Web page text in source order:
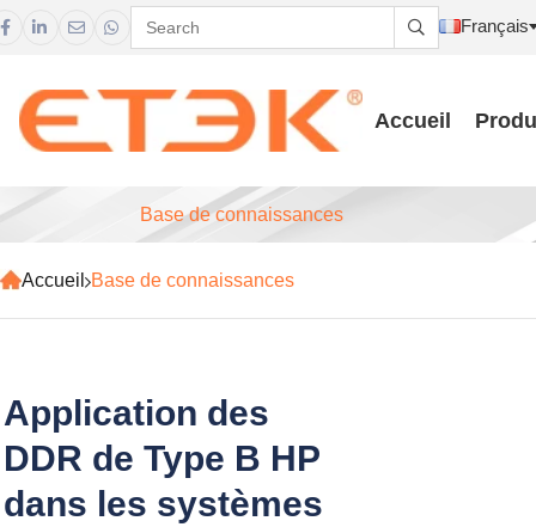
     Français
Accueil
Base de connaissances
Accueil Base de connaissances
Application des
DDR de Type B HP
dans les systèmes